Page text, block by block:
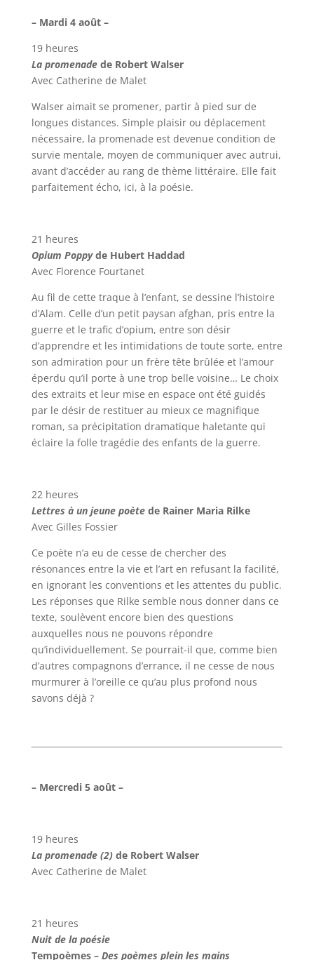
– Mardi 4 août –
19 heures
La promenade de Robert Walser
Avec Catherine de Malet
Walser aimait se promener, partir à pied sur de
longues distances. Simple plaisir ou déplacement
nécessaire, la promenade est devenue condition de
survie mentale, moyen de communiquer avec autrui,
avant d’accéder au rang de thème littéraire. Elle fait
parfaitement écho, ici, à la poésie.
21 heures
Opium Poppyde Hubert Haddad
Avec Florence Fourtanet
Au fil de cette traque à l’enfant, se dessine l’histoire
d’Alam. Celle d’un petit paysan afghan, pris entre la
guerre et le trafic d’opium, entre son désir
d’apprendre et les intimidations de toute sorte, entre
son admiration pour un frère tête brûlée et l’amour
éperdu qu’il porte à une trop belle voisine… Le choix
des extraits et leur mise en espace ont été guidés
par le désir de restituer au mieux ce magnifique
roman, sa précipitation dramatique haletante qui
éclaire la folle tragédie des enfants de la guerre.
22 heures
Lettres à un jeune poète de Rainer Maria Rilke
Avec Gilles Fossier
Ce poète n’a eu de cesse de chercher des
résonances entre la vie et l’art en refusant la facilité,
en ignorant les conventions et les attentes du public.
Les réponses que Rilke semble nous donner dans ce
texte, soulèvent encore bien des questions
auxquelles nous ne pouvons répondre
qu’individuellement. Se pourrait-il que, comme bien
d’autres compagnons d’errance, il ne cesse de nous
murmurer à l’oreille ce qu’au plus profond nous
savons déjà ?
– Mercredi 5 août –
19 heures
La promenade (2) de Robert Walser
Avec Catherine de Malet
21 heures
Nuit de la poésie
Tempoèmes – Des poèmes plein les mains